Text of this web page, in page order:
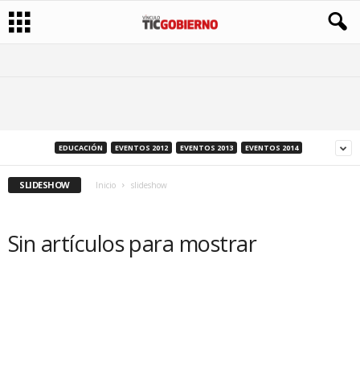
EDUCACIÓN EVENTOS 2012 EVENTOS 2013 EVENTOS 2014
SLIDESHOW Inicio slideshow
Sin artículos para mostrar